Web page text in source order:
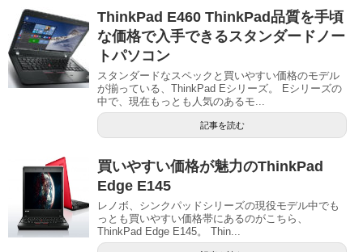
ThinkPad E460 ThinkPad品質を手頃
な価格で入手できるスタンダードノー
トパソコン
スタンダードなスペックと買いやすい価格のモデル
が揃っている、ThinkPad Eシリーズ。 Eシリーズの
中で、現在もっとも人気のあるモ...
記事を読む
買いやすい価格が魅力のThinkPad
Edge E145
レノボ、シンクパッドシリーズの現役モデル中でも
っとも買いやすい価格帯にあるのがこちら、
ThinkPad Edge E145。 Thin...